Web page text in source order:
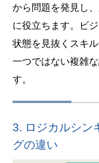
から問題を発見し
に役立ちます。ビ
状態を見抜くスキ
一つではない複雑
す。
3. ロジカルシン
グの違い